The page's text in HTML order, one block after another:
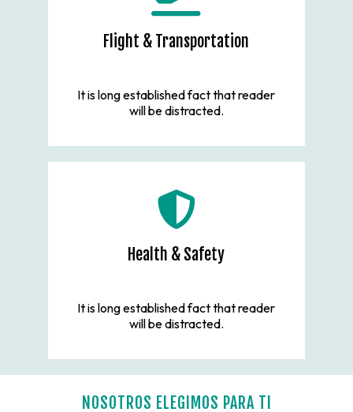
Flight & Transportation
It is long established fact that reader
will be distracted.
Health & Safety
It is long established fact that reader
will be distracted.
NOSOTROS ELEGIMOS PARA TI